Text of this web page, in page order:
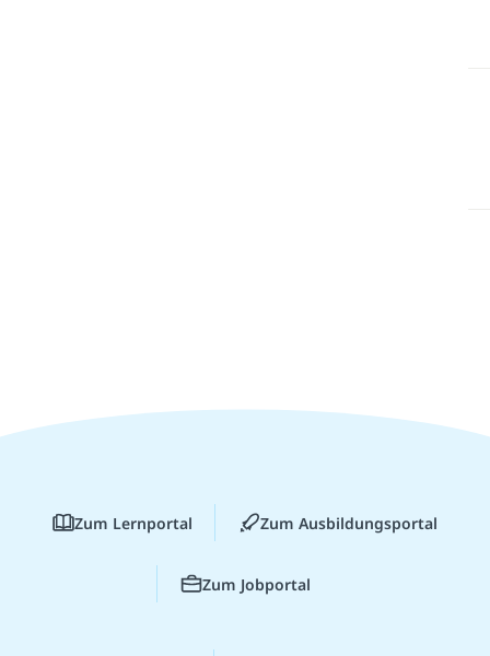
Zum Lernportal Zum Ausbildungsportal
Zum Jobportal